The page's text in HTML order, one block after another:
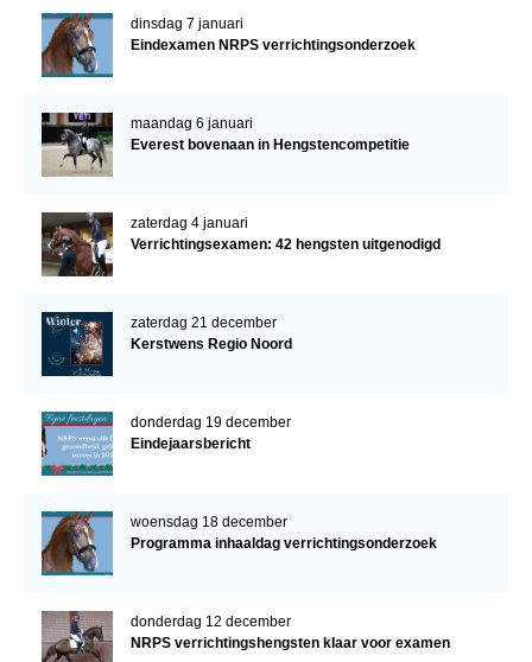
dinsdag 7 januari
Eindexamen NRPS verrichtingsonderzoek
maandag 6 januari
Everest bovenaan in Hengstencompetitie
zaterdag 4 januari
Verrichtingsexamen: 42 hengsten uitgenodigd
zaterdag 21 december
Kerstwens Regio Noord
donderdag 19 december
Eindejaarsbericht
woensdag 18 december
Programma inhaaldag verrichtingsonderzoek
donderdag 12 december
NRPS verrichtingshengsten klaar voor examen